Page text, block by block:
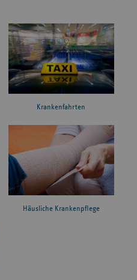
Krankenfahrten
Häusliche Krankenpflege